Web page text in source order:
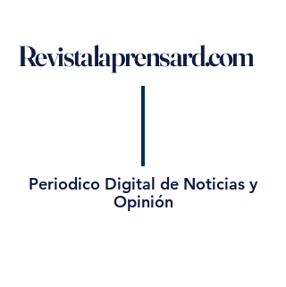
Revistalaprensard.com
Periodico Digital de Noticias y
Opinión